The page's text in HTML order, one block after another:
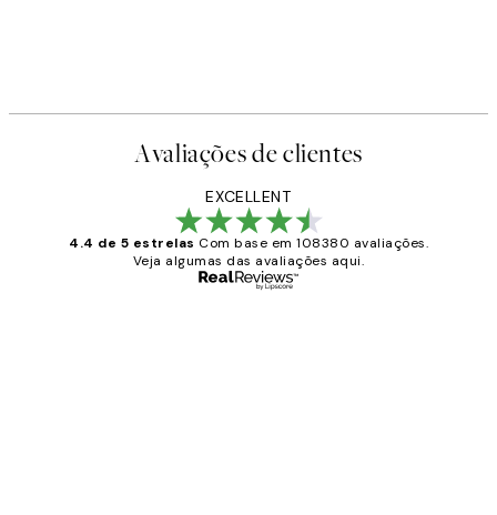
Avaliações de clientes
EXCELLENT
4.4 de 5 estrelas Com base em 108380 avaliações.
Veja algumas das avaliações aqui.